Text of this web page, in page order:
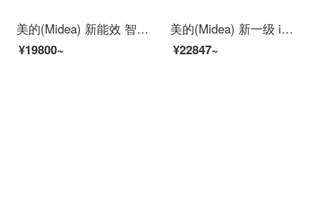
美的(Midea) 新能效 智弧 智能家电 变频冷暖 高温蒸汽自洁 1.5匹壁挂式空调KFR-35GW/N8MJA3
¥19800~
美的(Midea) 新一级 i青春II 智能家电 变频冷暖 1.5匹壁挂式空调挂机KFR-35GW/N8XHB1
¥22847~